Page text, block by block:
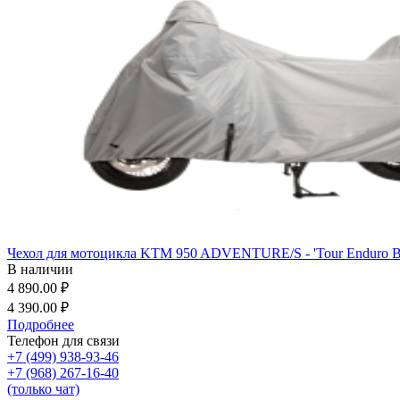
Чехол для мотоцикла KTM 950 ADVENTURE/S - 'Tour Enduro
В наличии
4 890.00 ₽
4 390.00 ₽
Подробнее
Телефон для связи
+7 (499) 938-93-46
+7 (968) 267-16-40
(только чат)